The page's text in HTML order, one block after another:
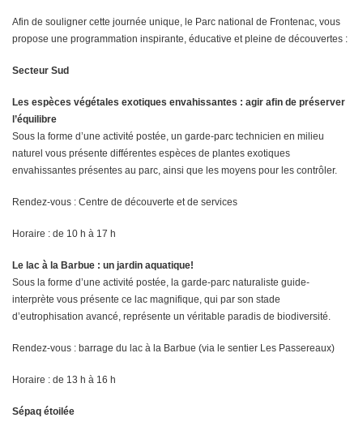
Afin de souligner cette journée unique, le Parc national de Frontenac, vous
propose une programmation inspirante, éducative et pleine de découvertes :
Secteur Sud
Les espèces végétales exotiques envahissantes : agir afin de préserver
l’équilibre
Sous la forme d’une activité postée, un garde-parc technicien en milieu
naturel vous présente différentes espèces de plantes exotiques
envahissantes présentes au parc, ainsi que les moyens pour les contrôler.
Rendez-vous : Centre de découverte et de services
Horaire : de 10 h à 17 h
Le lac à la Barbue : un jardin aquatique!
Sous la forme d’une activité postée, la garde-parc naturaliste guide-
interprète vous présente ce lac magnifique, qui par son stade
d’eutrophisation avancé, représente un véritable paradis de biodiversité.
Rendez-vous : barrage du lac à la Barbue (via le sentier Les Passereaux)
Horaire : de 13 h à 16 h
Sépaq étoilée